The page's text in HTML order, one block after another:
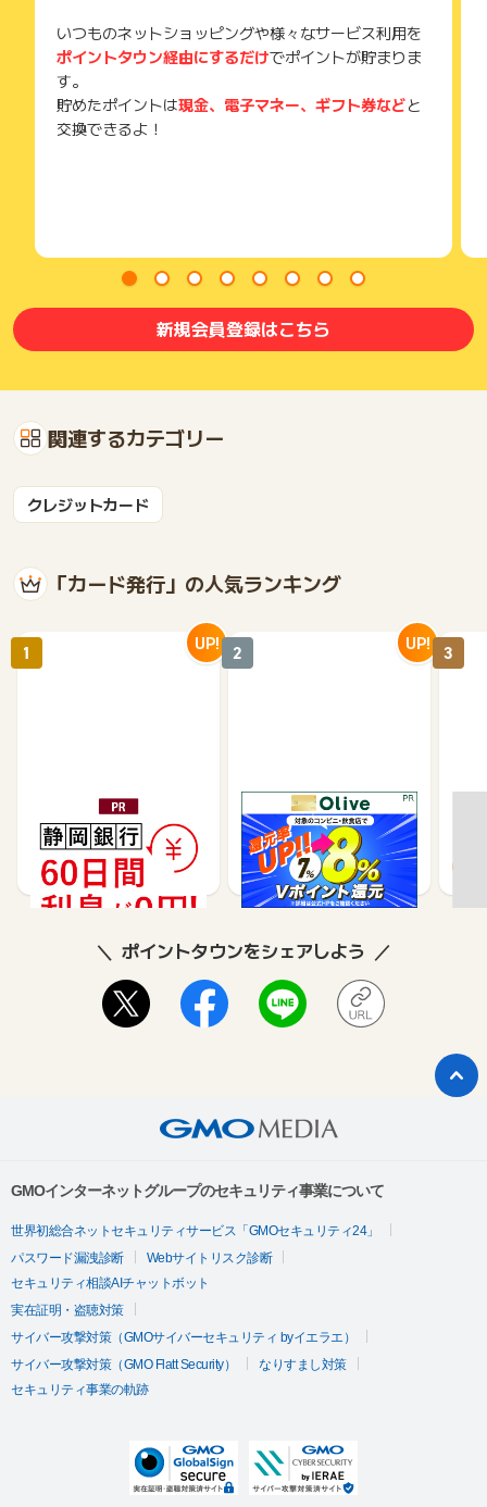
いつものネットショッピングや様々なサービス利用を
ポイントタウン経由にするだけでポイントが貯まりま
す。
貯めたポイントは現金、電子マネー、ギフト券などと
交換できるよ！
新規会員登録はこちら
関連するカテゴリー
クレジットカード
「カード発行」の人気ランキング
静岡銀行カードローンSE
LECA（セレカ）
26,250 35,000
1 UP!
※合計最大68,400円相当
※【SMBC】Oliveフレキ
シブルペイ ゴールド
8,500 14,000
2 UP! 3
ポイントタウンをシェアしよう
GMOインターネットグループのセキュリティ事業について
世界初総合ネットセキュリティサービス「GMOセキュリティ24」
パスワード漏洩診断
Webサイトリスク診断
セキュリティ相談AIチャットボット
実在証明・盗聴対策
サイバー攻撃対策（GMOサイバーセキュリティ byイエラエ）
サイバー攻撃対策（GMO Flatt Security）
なりすまし対策
セキュリティ事業の軌跡